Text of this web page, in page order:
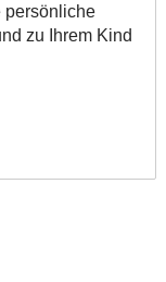
persönliche
zu Ihrem Kind